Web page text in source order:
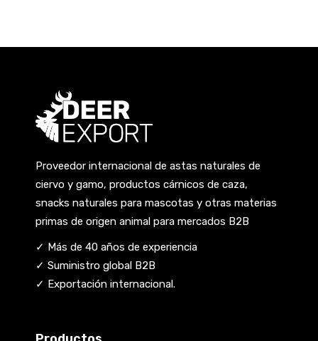
Proveedor internacional de astas naturales de
ciervo y gamo, productos cárnicos de caza,
snacks naturales para mascotas y otras materias
primas de origen animal para mercados B2B
✓ Más de 40 años de experiencia
✓ Suministro global B2B
✓ Exportación internacional.